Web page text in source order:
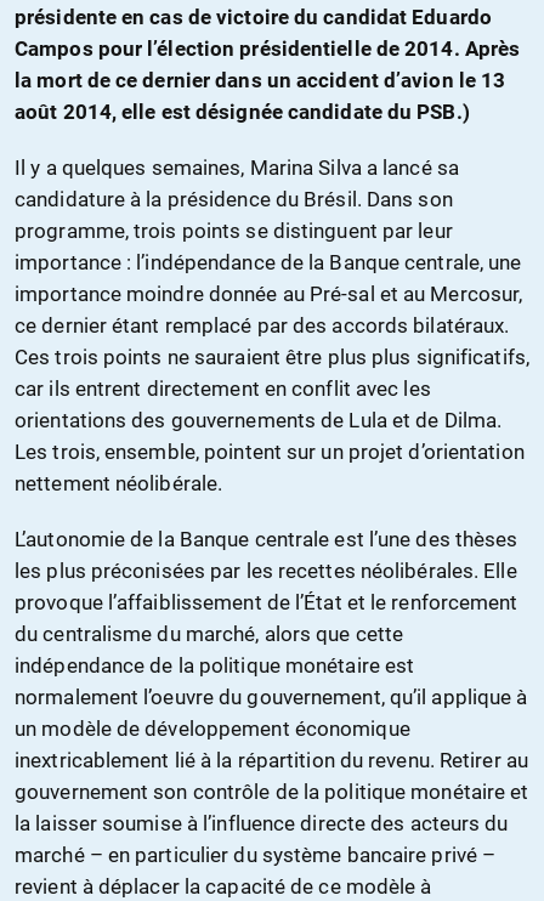
présidente en cas de victoire du candidat Eduardo
Campos pour l’élection présidentielle de 2014. Après
la mort de ce dernier dans un accident d’avion le 13
août 2014, elle est désignée candidate du PSB.)
Il y a quelques semaines, Marina Silva a lancé sa
candidature à la présidence du Brésil. Dans son
programme, trois points se distinguent par leur
importance : l’indépendance de la Banque centrale, une
importance moindre donnée au Pré-sal et au Mercosur,
ce dernier étant remplacé par des accords bilatéraux.
Ces trois points ne sauraient être plus plus significatifs,
car ils entrent directement en conflit avec les
orientations des gouvernements de Lula et de Dilma.
Les trois, ensemble, pointent sur un projet d’orientation
nettement néolibérale.
L’autonomie de la Banque centrale est l’une des thèses
les plus préconisées par les recettes néolibérales. Elle
provoque l’affaiblissement de l’État et le renforcement
du centralisme du marché, alors que cette
indépendance de la politique monétaire est
normalement l’oeuvre du gouvernement, qu’il applique à
un modèle de développement économique
inextricablement lié à la répartition du revenu. Retirer au
gouvernement son contrôle de la politique monétaire et
la laisser soumise à l’influence directe des acteurs du
marché – en particulier du système bancaire privé –
revient à déplacer la capacité de ce modèle à